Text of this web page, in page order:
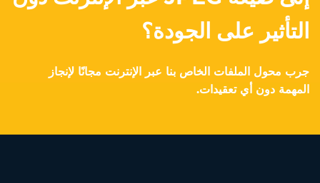
التأثير على الجودة؟
جرب محول الملفات الخاص بنا عبر الإنترنت مجانًا لإنجاز
المهمة دون أي تعقيدات.